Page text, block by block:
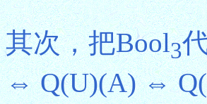
其次，把Bool3
⇔ Q(U)(A) ⇔